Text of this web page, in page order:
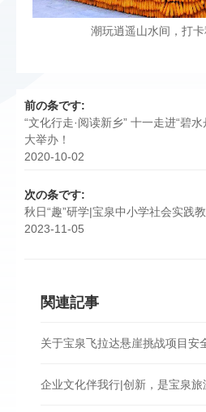
潮玩逍遥山水间，打卡
前の条です:
“文化行走·阅读新乡” 十一走进“碧
大举办！
2020-10-02
次の条です:
秋日“趣”研学|宝泉中小学社会实践
2023-11-05
関連記事
关于宝泉飞拉达悬崖挑战项目安
企业文化伴我行|创新，是宝泉旅